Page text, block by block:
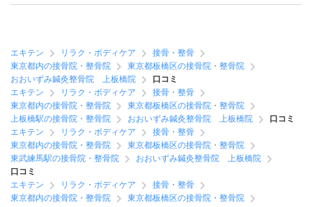
エキテン リラク・ボディケア
接骨・整骨
東京都内の接骨院・整骨院
東京都板橋区の接骨院・整骨院
おおいずみ鍼灸整骨院 上板橋院
口コミ
エキテン
リラク・ボディケア
接骨・整骨
東京都内の接骨院・整骨院
東京都板橋区の接骨院・整骨院
上板橋駅の接骨院・整骨院
おおいずみ鍼灸整骨院 上板橋院
口コミ
エキテン
リラク・ボディケア
接骨・整骨
東京都内の接骨院・整骨院
東京都板橋区の接骨院・整骨院
東武練馬駅の接骨院・整骨院
おおいずみ鍼灸整骨院 上板橋院
口コミ
エキテン
リラク・ボディケア
接骨・整骨
東京都内の接骨院・整骨院
東京都板橋区の接骨院・整骨院